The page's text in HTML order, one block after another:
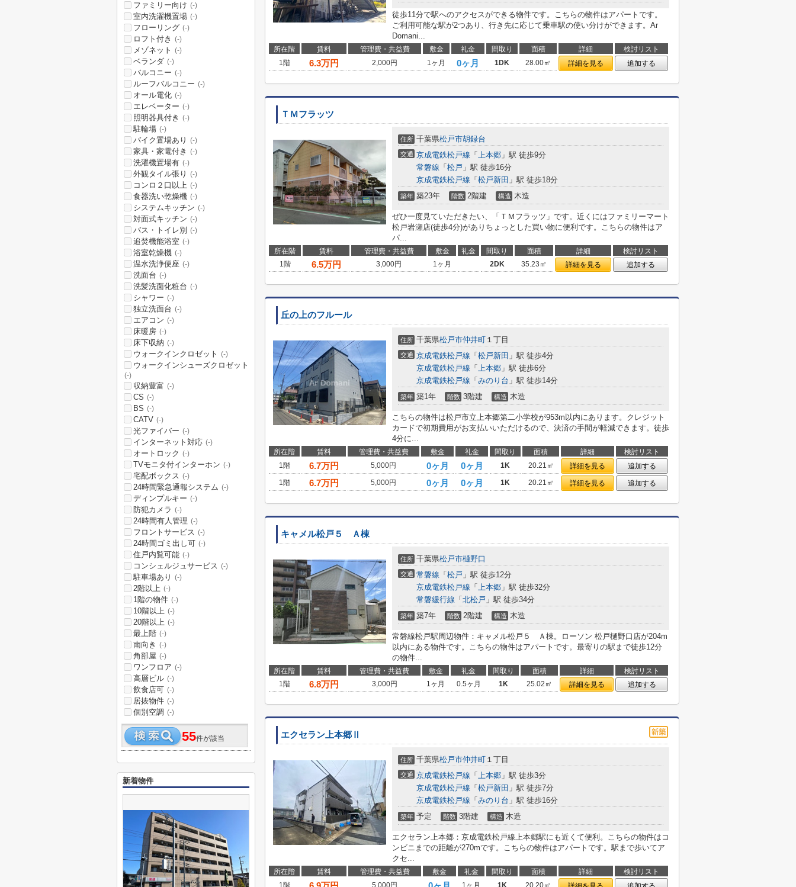
徒歩11分で駅へのアクセスができる物件です。こちらの物件はアパートです。
ご利用可能な駅が2つあり、行き先に応じて乗車駅の使い分けができます。Ar
Domani...
所在階 賃料 管理費・共益費 敷金 礼金 間取り 面積 詳細
検討リスト
1階
6.3万円 2,000円 1ヶ月 0ヶ月 1DK 28.00㎡ 詳細を見る 追加する
ＴＭフラッツ
住所 千葉県松戸市胡録台
交通 京成電鉄松戸線 「 上本郷 」駅 徒歩9分
常磐線 「 松戸 」駅 徒歩16分
京成電鉄松戸線 「 松戸新田 」駅 徒歩18分
築年 築23年 階数 2階建 構造 木造
ぜひ一度見ていただきたい、「ＴＭフラッツ」です。近くにはファミリーマート
松戸岩瀬店(徒歩4分)がありちょっとした買い物に便利です。こちらの物件はア
パ...
所在階 賃料 管理費・共益費 敷金 礼金 間取り 面積 詳細
検討リスト
1階
6.5万円 3,000円 1ヶ月 2DK 35.23㎡ 詳細を見る 追加する
丘の上のフルール
住所 千葉県松戸市仲井町 １丁目
交通 京成電鉄松戸線 「 松戸新田 」駅 徒歩4分
京成電鉄松戸線 「 上本郷 」駅 徒歩6分
京成電鉄松戸線 「 みのり台 」駅 徒歩14分
築年 築1年 階数 3階建 構造 木造
こちらの物件は松戸市立上本郷第二小学校が953m以内にあります。クレジット
カードで初期費用がお支払いいただけるので、決済の手間が軽減できます。徒歩
4分に...
所在階 賃料 管理費・共益費 敷金 礼金 間取り 面積 詳細
検討リスト
1階
6.7万円 5,000円 0ヶ月 0ヶ月 1K 20.21㎡ 詳細を見る
追加する
1階
6.7万円 5,000円 0ヶ月 0ヶ月 1K 20.21㎡ 詳細を見る 追加する
キャメル松戸５ Ａ棟
住所 千葉県松戸市樋野口
交通 常磐線 「 松戸 」駅 徒歩12分
京成電鉄松戸線 「 上本郷 」駅 徒歩32分
常磐緩行線 「 北松戸 」駅 徒歩34分
築年 築7年 階数 2階建 構造 木造
常磐線松戸駅周辺物件：キャメル松戸５ Ａ棟。ローソン 松戸樋野口店が204m
以内にある物件です。こちらの物件はアパートです。最寄りの駅まで徒歩12分
の物件...
所在階 賃料 管理費・共益費 敷金 礼金 間取り 面積 詳細
検討リスト
1階
6.8万円 3,000円 1ヶ月 0.5ヶ月 1K 25.02㎡ 詳細を見る 追加する
エクセラン上本郷Ⅱ
住所 千葉県松戸市仲井町 １丁目
交通 京成電鉄松戸線 「 上本郷 」駅 徒歩3分
京成電鉄松戸線 「 松戸新田 」駅 徒歩7分
京成電鉄松戸線 「 みのり台 」駅 徒歩16分
築年 予定 階数 3階建 構造 木造
エクセラン上本郷：京成電鉄松戸線上本郷駅にも近くて便利。こちらの物件はコ
ンビニまでの距離が270mです。こちらの物件はアパートです。駅まで歩いてア
クセ...
所在階 賃料 管理費・共益費 敷金 礼金 間取り 面積 詳細
検討リスト
1階
5,000円 1ヶ月 1K 20.20㎡
ファミリー向け (-)
室内洗濯機置場 (-)
フローリング (-)
ロフト付き (-)
メゾネット (-)
ベランダ (-)
バルコニー (-)
ルーフバルコニー (-)
オール電化 (-)
エレベーター (-)
照明器具付き (-)
駐輪場 (-)
バイク置場あり (-)
家具・家電付き (-)
洗濯機置場有 (-)
外観タイル張り (-)
コンロ２口以上 (-)
食器洗い乾燥機 (-)
システムキッチン (-)
対面式キッチン (-)
バス・トイレ別 (-)
追焚機能浴室 (-)
浴室乾燥機 (-)
温水洗浄便座 (-)
洗面台 (-)
洗髪洗面化粧台 (-)
シャワー (-)
独立洗面台 (-)
エアコン (-)
床暖房 (-)
床下収納 (-)
ウォークインクロゼット (-)
ウォークインシューズクロゼット
(-)
収納豊富 (-)
CS (-)
BS (-)
CATV (-)
光ファイバー (-)
インターネット対応 (-)
オートロック (-)
TVモニタ付インターホン (-)
宅配ボックス (-)
24時間緊急通報システム (-)
ディンプルキー (-)
防犯カメラ (-)
24時間有人管理 (-)
フロントサービス (-)
24時間ゴミ出し可 (-)
住戸内覧可能 (-)
コンシェルジュサービス (-)
駐車場あり (-)
2階以上 (-)
1階の物件 (-)
10階以上 (-)
20階以上 (-)
最上階 (-)
南向き (-)
角部屋 (-)
ワンフロア (-)
高層ビル (-)
飲食店可 (-)
居抜物件 (-)
個別空調 (-)
55件が該当
新着物件